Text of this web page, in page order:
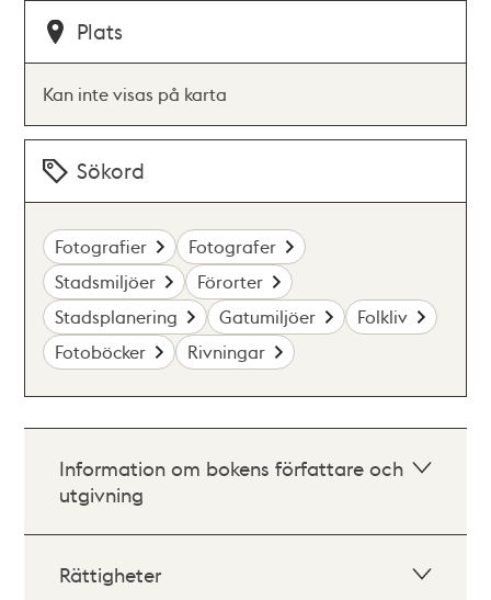
Plats
Kan inte visas på karta
Sökord
Fotografier
Fotografer
Stadsmiljöer
Förorter
Stadsplanering
Gatumiljöer
Folkliv
Fotoböcker
Rivningar
Information om bokens författare och
utgivning
Rättigheter